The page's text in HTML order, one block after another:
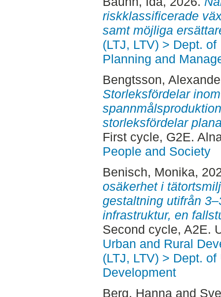
riskklassificerade
samt möjliga
(LTJ, LTV) > Dept.
Planning and
Bengtsson,
Storleksfördelar
storleksfördelar
First cycle, G2E.
People and Society
Benisch, Monika,
osäkerhet i
gestaltning utifrån
infrastruktur, en
Second cycle, A2E.
Urban and Rural
(LTJ, LTV) > Dept.
Development
Berg, Hannaand